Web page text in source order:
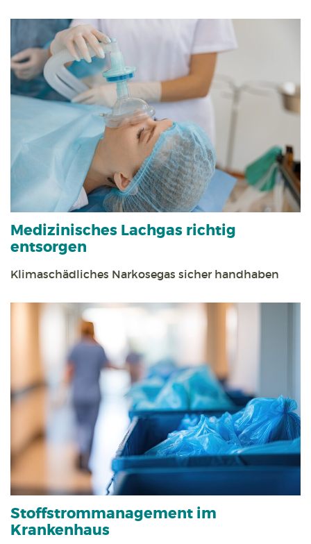
Medizinisches Lachgas richtig
entsorgen
Klimaschädliches Narkosegas sicher handhaben
Stoff­strom­management im
Krankenhaus